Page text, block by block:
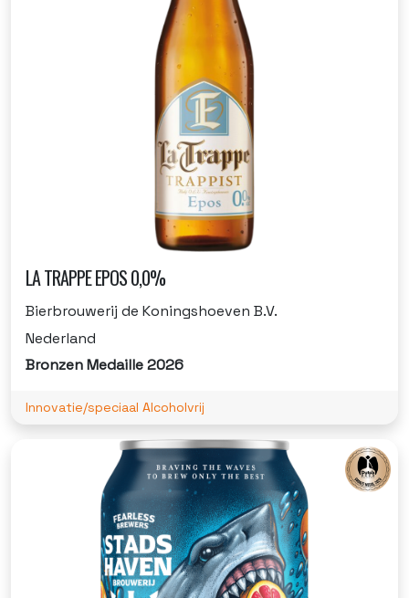
LA TRAPPE EPOS 0,0%
Bierbrouwerij de Koningshoeven B.V.
Nederland
Bronzen Medaille 2026
Innovatie/speciaal Alcoholvrij